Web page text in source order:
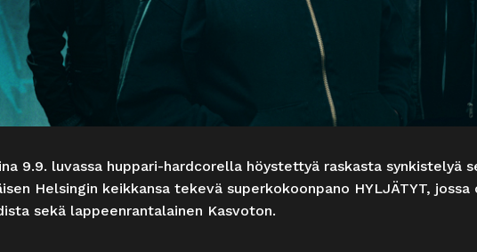
9.9. luvassa huppari-hardcorella höystettyä raskasta synkistelyä
Helsingin keikkansa tekevä superkokoonpano HYLJÄTYT, jossa
sekä lappeenrantalainen Kasvoton.